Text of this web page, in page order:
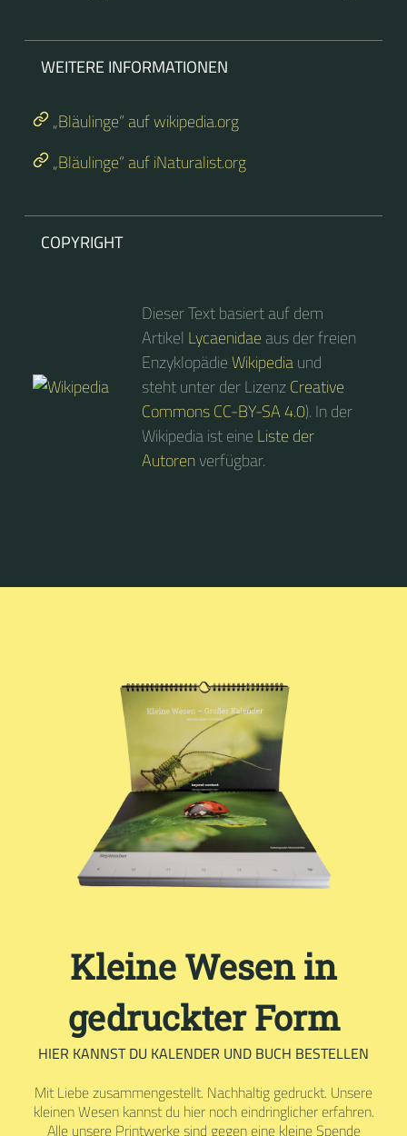
WEITERE INFORMATIONEN
„Bläulinge“ auf wikipedia.org
„Bläulinge“ auf iNaturalist.org
COPYRIGHT
Dieser Text basiert auf dem
Artikel Lycaenidae aus der freien
EnzyklopädieWikipediaund
steht unter der LizenzCreative
Commons CC-BY-SA 4.0). In der
Wikipedia ist eine Liste der
Autorenverfügbar.
Kleine Wesen in
gedruckter Form
HIER KANNST DU KALENDER UND BUCH BESTELLEN
Mit Liebe zusammengestellt. Nachhaltig gedruckt. Unsere
kleinen Wesen kannst du hier noch eindringlicher erfahren.
Alle unsere Printwerke sind gegen eine kleine Spende